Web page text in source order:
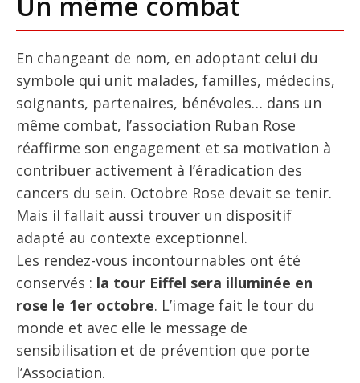
En changeant de nom, en adoptant celui du
symbole qui unit malades, familles, médecins,
soignants, partenaires, bénévoles… dans un
même combat, l’association Ruban Rose
réaffirme son engagement et sa motivation à
contribuer activement à l’éradication des
cancers du sein. Octobre Rose devait se tenir.
Mais il fallait aussi trouver un dispositif
adapté au contexte exceptionnel.
Les rendez-vous incontournables ont été
conservés : la tour Eiffel sera illuminée en
rose le 1er octobre. L’image fait le tour du
monde et avec elle le message de
sensibilisation et de prévention que porte
l’Association.